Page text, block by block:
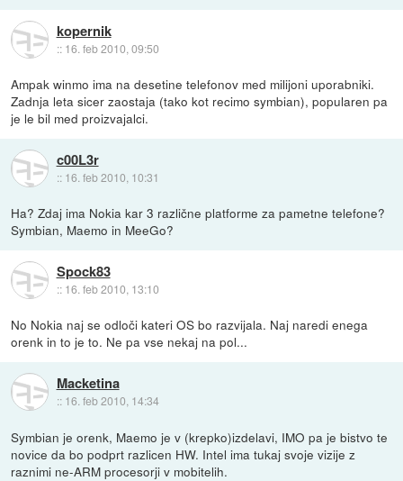
kopernik
:: 16. feb 2010, 09:50
Ampak winmo ima na desetine telefonov med milijoni uporabniki.
Zadnja leta sicer zaostaja (tako kot recimo symbian), popularen pa
je le bil med proizvajalci.
c00L3r
:: 16. feb 2010, 10:31
Ha? Zdaj ima Nokia kar 3 različne platforme za pametne telefone?
Symbian, Maemo in MeeGo?
Spock83
:: 16. feb 2010, 13:10
No Nokia naj se odloči kateri OS bo razvijala. Naj naredi enega
orenk in to je to. Ne pa vse nekaj na pol...
Macketina
:: 16. feb 2010, 14:34
Symbian je orenk, Maemo je v (krepko)izdelavi, IMO pa je bistvo te
novice da bo podprt razlicen HW. Intel ima tukaj svoje vizije z
raznimi ne-ARM procesorji v mobitelih.